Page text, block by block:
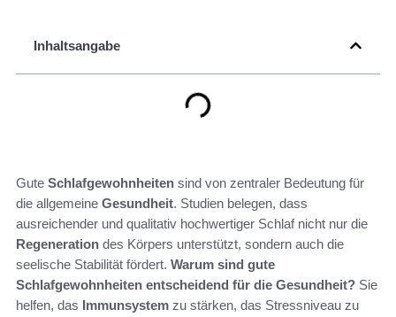
Inhaltsangabe
Gute Schlafgewohnheiten sind von zentraler Bedeutung für
die allgemeine Gesundheit. Studien belegen, dass
ausreichender und qualitativ hochwertiger Schlaf nicht nur die
Regeneration des Körpers unterstützt, sondern auch die
seelische Stabilität fördert. Warum sind gute
Schlafgewohnheiten entscheidend für die Gesundheit? Sie
helfen, das Immunsystem zu stärken, das Stressniveau zu